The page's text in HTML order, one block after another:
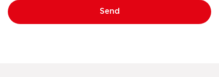
Send